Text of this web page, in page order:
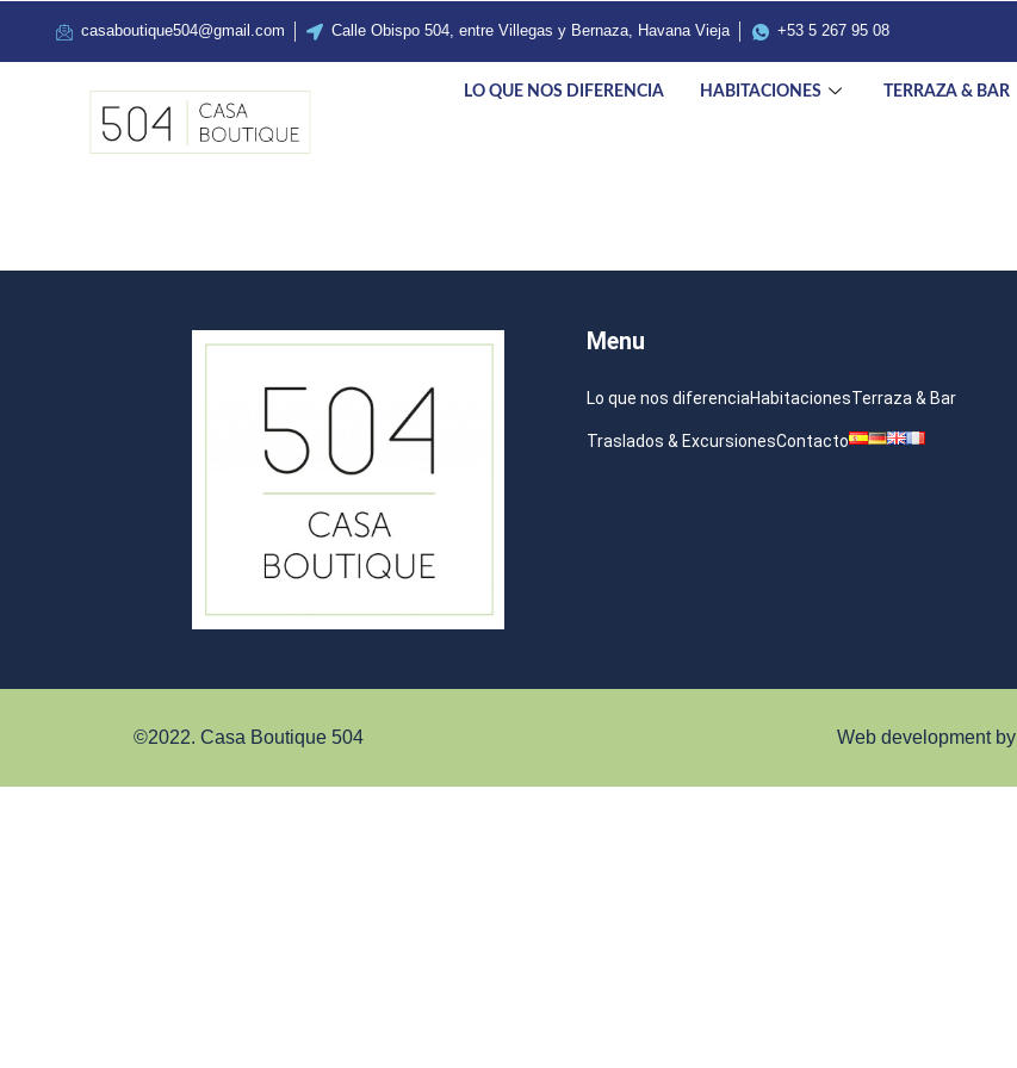
casaboutique504@gmail.com Calle Obispo 504, entre Villegas y Bernaza, Havana Vieja +53 5 267 95 08
LO QUE NOS DIFERENCIA HABITACIONES TERRAZA & BAR
Menu
Lo que nos diferenciaHabitacionesTerraza & Bar
Traslados & ExcursionesContacto
©2022. Casa Boutique 504 Web development by